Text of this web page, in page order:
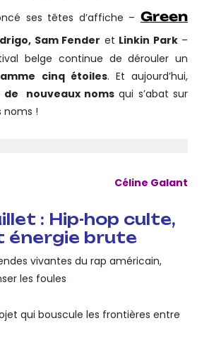
ses têtes d’affiche – Green
Sam Fender et Linkin Park–
belge continue de dérouler un
cinq étoiles. Et aujourd’hui,
de nouveaux noms qui s’abat sur
noms !
Céline Galant
: Hip-hop culte,
énergie brute
vivantes du rap américain,
les foules
qui bouscule les frontières entre